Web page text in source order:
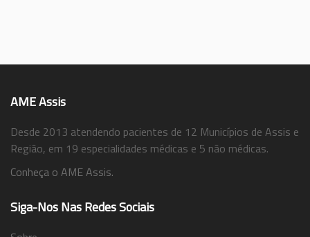
AME Assis
Desde 2013 atendendo pacientes de 12 Municípios de Assis e
Região, em 19 especialidades médicas e 5 não médicas.
Conheça o AME Assis.
Siga-Nos Nas Redes Sociais